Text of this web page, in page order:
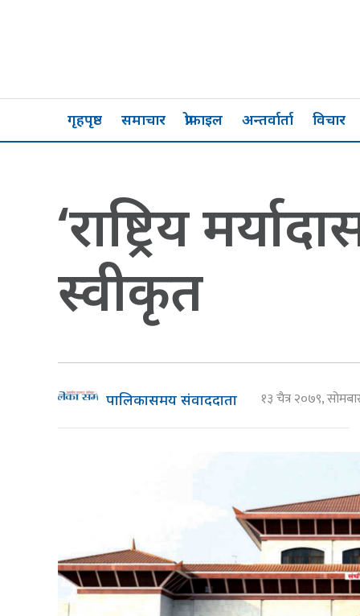
गृहपृष्ठ समाचार प्रोफाइल अन्तर्वार्ता विचार
‘राष्ट्रिय
स्वीकृत
पालिकासमय संवाददाता १३ चैत्र २०७९,